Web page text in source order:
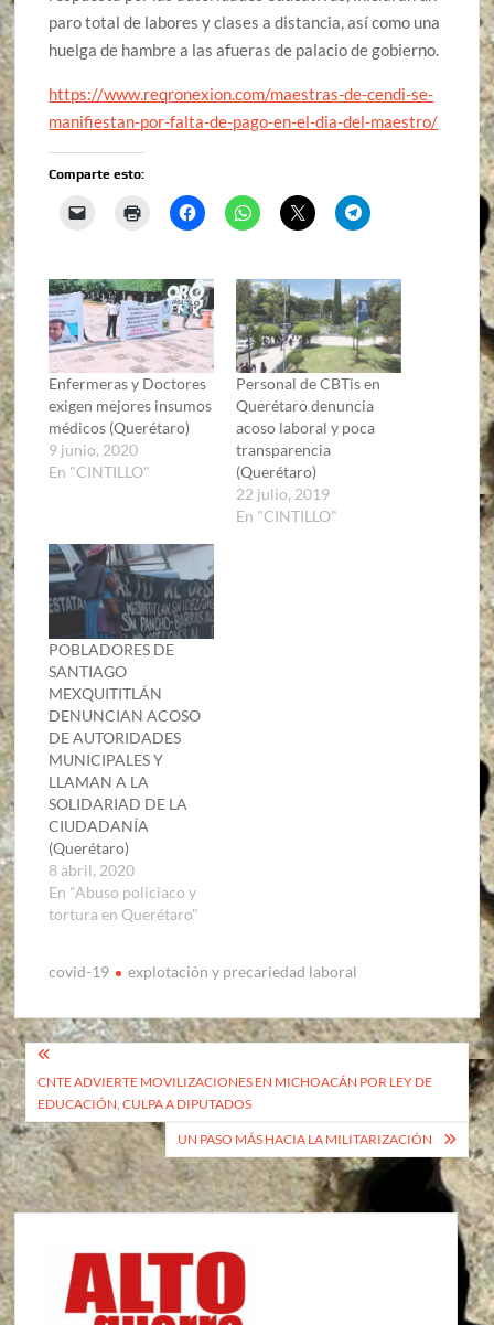
paro total de labores y clases a distancia, así como una
huelga de hambre a las afueras de palacio de gobierno.
https://www.reqronexion.com/maestras-de-cendi-se-
manifiestan-por-falta-de-pago-en-el-dia-del-maestro/
Comparte esto:
Enfermeras y Doctores
exigen mejores insumos
médicos (Querétaro)
9 junio, 2020
En "CINTILLO"
Personal de CBTis en
Querétaro denuncia
acoso laboral y poca
transparencia
(Querétaro)
22 julio, 2019
En "CINTILLO"
POBLADORES DE
SANTIAGO
MEXQUITITLÁN
DENUNCIAN ACOSO
DE AUTORIDADES
MUNICIPALES Y
LLAMAN A LA
SOLIDARIAD DE LA
CIUDADANÍA
(Querétaro)
8 abril, 2020
En "Abuso policiaco y
tortura en Querétaro"
covid-19 explotación y precariedad laboral
Navegación
de
entradas
CNTE ADVIERTE MOVILIZACIONES EN MICHOACÁN POR LEY DE
EDUCACIÓN, CULPA A DIPUTADOS
UN PASO MÁS HACIA LA MILITARIZACIÓN